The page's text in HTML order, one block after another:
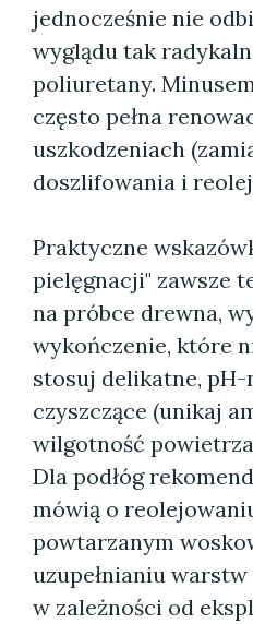
jednocześnie nie
wyglądu tak
poliuretany.
często pełna
uszkodzeniach
doszlifowania i
Praktyczne
pielęgnacji" zawsze
na próbce drewna,
wykończenie, które
stosuj delikatne,
czyszczące (unikaj
wilgotność
Dla podłóg
mówią o
powtarzanym
uzupełnianiu
w zależności od